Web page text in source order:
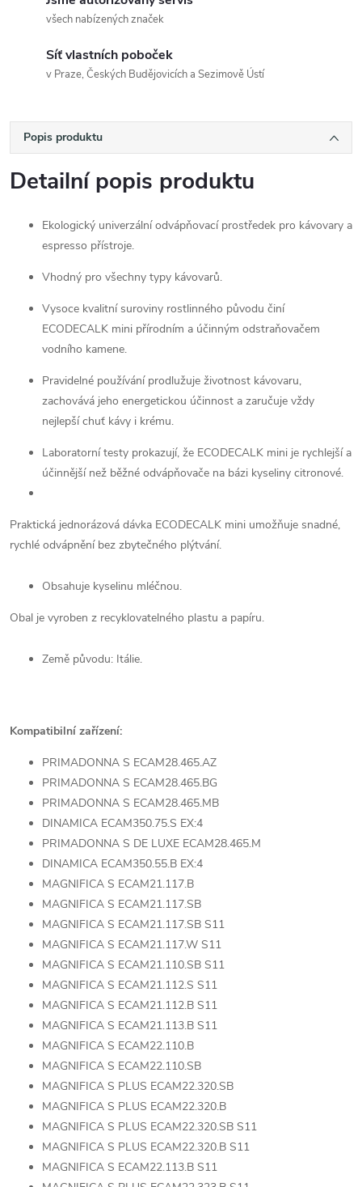
všech nabízených značek
Síť vlastních poboček
v Praze, Českých Budějovicích a Sezimově Ústí
Popis produktu
Detailní popis produktu
Ekologický univerzální odvápňovací prostředek pro kávovary a
espresso přístroje.
Vhodný pro všechny typy kávovarů.
Vysoce kvalitní suroviny rostlinného původu činí
ECODECALK mini přírodním a účinným odstraňovačem
vodního kamene.
Pravidelné používání prodlužuje životnost kávovaru,
zachovává jeho energetickou účinnost a zaručuje vždy
nejlepší chuť kávy i krému.
Laboratorní testy prokazují, že ECODECALK mini je rychlejší a
účinnější než běžné odvápňovače na bázi kyseliny citronové.
Praktická jednorázová dávka ECODECALK mini umožňuje snadné,
rychlé odvápnění bez zbytečného plýtvání.
Obsahuje kyselinu mléčnou.
Obal je vyroben z recyklovatelného plastu a papíru.
Země původu: Itálie.
Kompatibilní zařízení:
PRIMADONNA S ECAM28.465.AZ
PRIMADONNA S ECAM28.465.BG
PRIMADONNA S ECAM28.465.MB
DINAMICA ECAM350.75.S EX:4
PRIMADONNA S DE LUXE ECAM28.465.M
DINAMICA ECAM350.55.B EX:4
MAGNIFICA S ECAM21.117.B
MAGNIFICA S ECAM21.117.SB
MAGNIFICA S ECAM21.117.SB S11
MAGNIFICA S ECAM21.117.W S11
MAGNIFICA S ECAM21.110.SB S11
MAGNIFICA S ECAM21.112.S S11
MAGNIFICA S ECAM21.112.B S11
MAGNIFICA S ECAM21.113.B S11
MAGNIFICA S ECAM22.110.B
MAGNIFICA S ECAM22.110.SB
MAGNIFICA S PLUS ECAM22.320.SB
MAGNIFICA S PLUS ECAM22.320.B
MAGNIFICA S PLUS ECAM22.320.SB S11
MAGNIFICA S PLUS ECAM22.320.B S11
MAGNIFICA S ECAM22.113.B S11